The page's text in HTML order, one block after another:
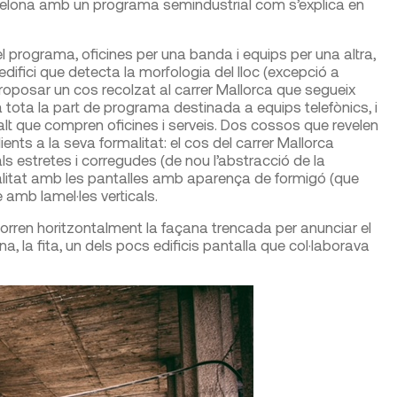
amb un programa semindustrial com s’explica en
programa, oficines per una banda i equips per una altra,
que detecta la morfologia del lloc (excepció a
un cos recolzat al carrer Mallorca que segueix
la part de programa destinada a equips telefònics, i
que compren oficines i serveis. Dos cossos que revelen
a la seva formalitat: el cos del carrer Mallorca
estretes i corregudes (de nou l’abstracció de la
amb les pantalles amb aparença de formigó (que
lamel·les verticals.
horitzontalment la façana trencada per anunciar el
la fita, un dels pocs edificis pantalla que col·laborava